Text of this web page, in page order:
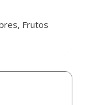
Frutos